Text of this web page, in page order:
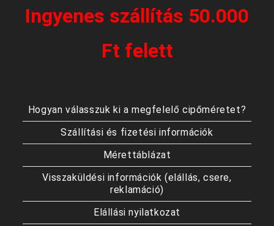
Ingyenes szállítás 50.000
Ft felett
Hogyan válasszuk ki a megfelelő cipőméretet?
Szállítási és fizetési információk
Mérettáblázat
Visszaküldési információk (elállás, csere,
reklamáció)
Elállási nyilatkozat